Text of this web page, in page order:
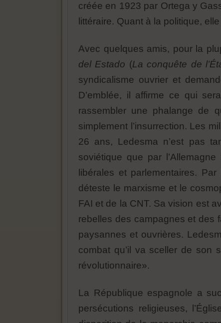
créée en 1923 par Ortega y
littéraire. Quant à la politique,
Avec quelques amis, pour la
del Estado (La conquête de
syndicalisme ouvrier et
D’emblée, il affirme ce qui
rassembler une phalange de
simplement l’insurrection. Les
26 ans, Ledesma n’est pas
soviétique que par
libérales et parlementaires.
déteste le marxisme et le
FAI et de la CNT. Sa vision est
rebelles des campagnes et des
paysannes et ouvrières.
combat qu’il va sceller de son
révolutionnaire».
La République espagnole a
persécutions religieuses,